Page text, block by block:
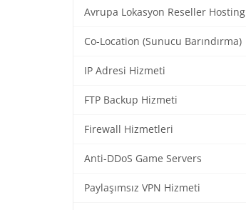
Avrupa Lokasyon Reseller Hosting
Co-Location (Sunucu Barındırma)
IP Adresi Hizmeti
FTP Backup Hizmeti
Firewall Hizmetleri
Anti-DDoS Game Servers
Paylaşımsız VPN Hizmeti